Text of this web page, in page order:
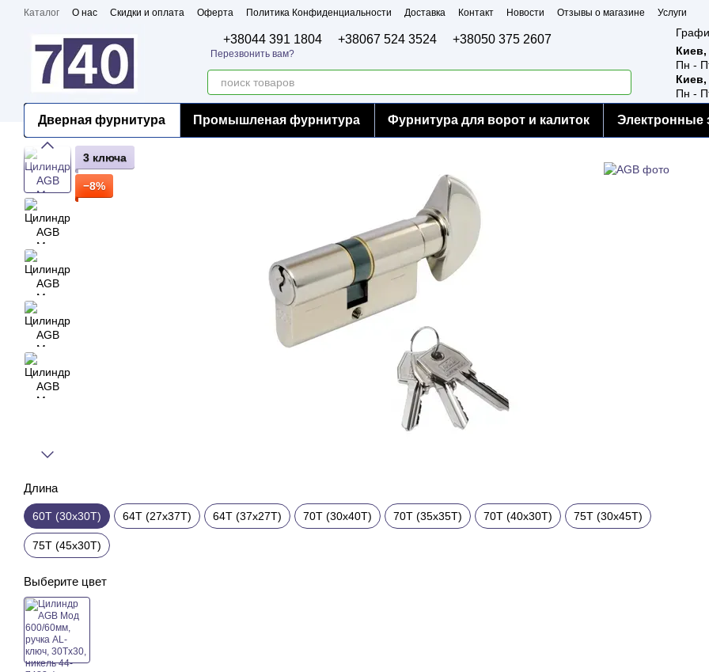
Перейти к основному контенту
Каталог О нас Скидки и оплата Оферта Политика Конфиденциальности Доставка Контакт Новости Отзывы о магазине
Услуги
+38044 391 1804 +38067 524 3524 +38050 375 2607
Перезвонить вам?
Киев,
Пн -
Пн -
Дверная фурнитура Промышленая фурнитура Фурнитура для ворот и калиток Электронные
3 ключа
−8%
Длина
60T (30x30T) 64T (27x37T) 64T (37x27T) 70T (30x40T) 70T (35x35T) 70T (40x30T) 75T (30x45T)
75T (45x30T)
Выберите цвет